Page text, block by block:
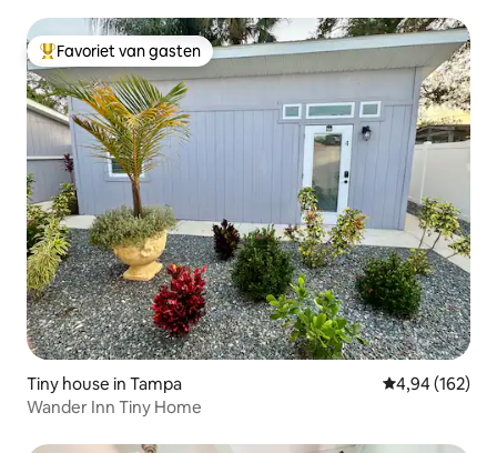
Topfavoriet van gasten
Favoriet van gasten
Tiny house in Tampa Gemiddelde
4,94 (162)
Wander Inn Tiny Home